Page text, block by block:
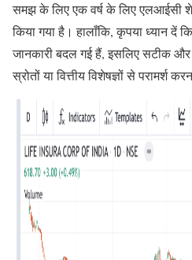
समझ के लिए एक वर्ष के लिए एलआईसी
किया गया है। हालाँकि, कृपया ध्यान दें
जानकारी बदल गई हैं, इसलिए सटीक और
स्रोतों या वित्तीय विशेषज्ञों से परामर्श